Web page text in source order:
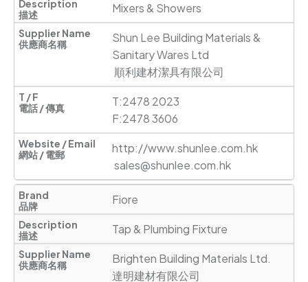
Mixers & Showers
Shun Lee Building Materials &
Sanitary Wares Ltd
順利建材潔具有限公司
T:2478 2023
F:2478 3606
http://www.shunlee.com.hk
sales@shunlee.com.hk
Fiore
Tap & Plumbing Fixture
Brighten Building Materials Ltd.
達明建材有限公司